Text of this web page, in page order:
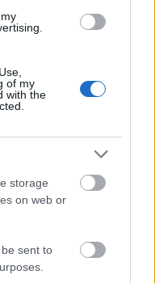
of my
with the
storage
on web or
sent to
Norberten kívülegy
sem játszhatott
eleget
akkor ezt túl
elől elzárt vb-n ott
, a
született kiváló
lengyel utánpótlás-
ide írjuk,
igazolt
ő itt is kezdett